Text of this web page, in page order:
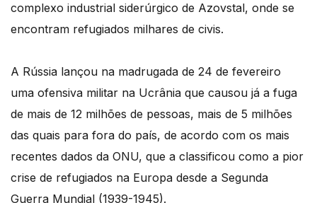
complexo industrial siderúrgico de Azovstal, onde se
encontram refugiados milhares de civis.
A Rússia lançou na madrugada de 24 de fevereiro
uma ofensiva militar na Ucrânia que causou já a fuga
de mais de 12 milhões de pessoas, mais de 5 milhões
das quais para fora do país, de acordo com os mais
recentes dados da ONU, que a classificou como a pior
crise de refugiados na Europa desde a Segunda
Guerra Mundial (1939-1945).